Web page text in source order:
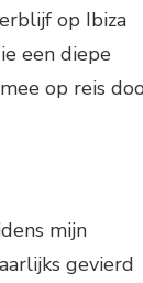
op Ibiza
een diepe
op reis
mijn
gevierd